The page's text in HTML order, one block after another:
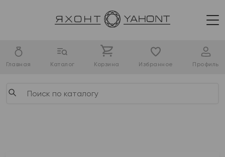
Главная Каталог Корзина Избранное Профиль